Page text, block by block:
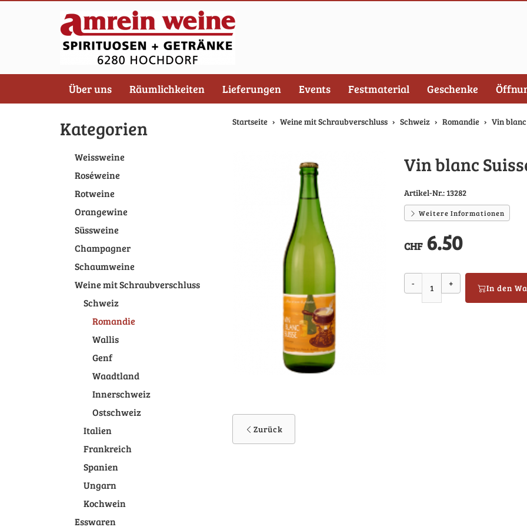
Über uns Räumlichkeiten Lieferungen Events Festmaterial Geschenke
Startseite Weine mit Schraubverschluss Schweiz Romandie Vin blanc
Vin blanc
Artikel-Nr.:13282
Weitere Informationen
CHF 6.50
- + In den
Zurück
Kategorien
Weissweine
Roséweine
Rotweine
Orangewine
Süssweine
Champagner
Schaumweine
Weine mit Schraubverschluss
Schweiz
Romandie
Wallis
Genf
Waadtland
Innerschweiz
Ostschweiz
Italien
Frankreich
Spanien
Ungarn
Kochwein
Esswaren